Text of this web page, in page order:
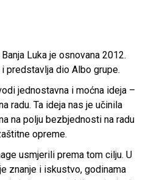
Luka je osnovana 2012.
predstavlja dio Albo grupe.
jednostavna i moćna ideja –
radu. Ta ideja nas je učinila
na polju bezbjednosti na radu
opreme.
usmjerili prema tom cilju. U
znanje i iskustvo, godinama